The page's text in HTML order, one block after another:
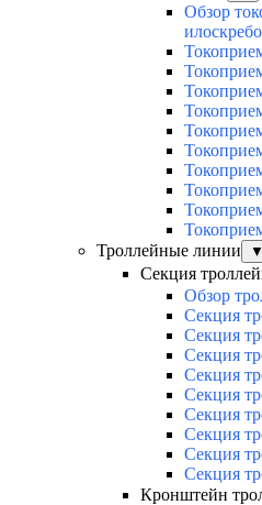
Обзор
Троллейные линии
▼
Секция
Обзор
Секция
Секция
Секция
Секция
Секция
Секция
Секция
Секция
Секция
Кронштейн